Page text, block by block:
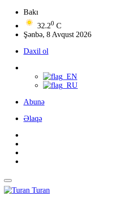
Bakı
32.20 C
Şənbə, 8 Avqust 2026
Daxil ol
Abunə
Əlaqə
Turan